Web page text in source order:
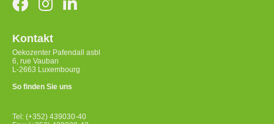
Kontakt
Oekozenter Pafendall asbl
6, rue Vauban
L-2663 Luxembourg
So finden Sie uns
Tel: (+352) 439030-40